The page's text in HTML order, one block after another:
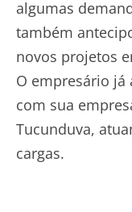
algumas
também
novos projetos
O empresário já
com sua
Tucunduva,
cargas.